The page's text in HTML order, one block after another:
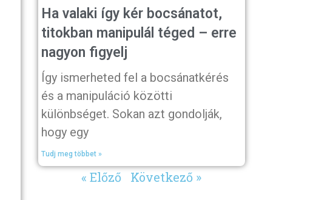
Ha valaki így kér bocsánatot,
titokban manipulál téged – erre
nagyon figyelj
Így ismerheted fel a bocsánatkérés
és a manipuláció közötti
különbséget. Sokan azt gondolják,
hogy egy
Tudj meg többet »
« Előző Következő »